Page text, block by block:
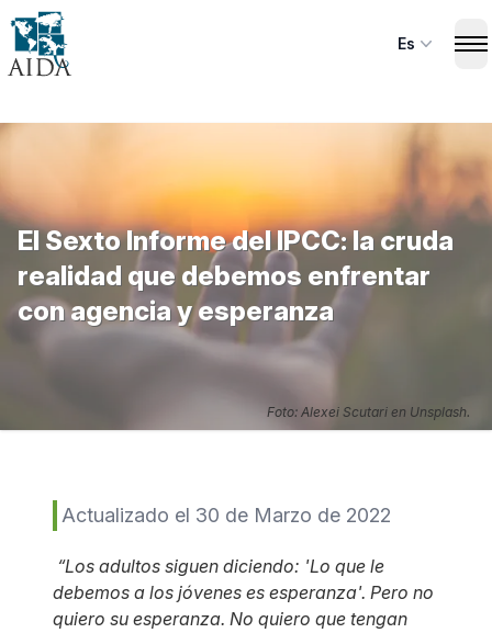
Skip
main
Es
El Sexto Informe del IPCC: la cruda
realidad que debemos enfrentar
con agencia y esperanza
Foto: Alexei Scutari en Unsplash.
Actualizado el 30 de Marzo de 2022
“Los adultos siguen diciendo: 'Lo que le
debemos a los jóvenes es esperanza'. Pero no
quiero su esperanza. No quiero que tengan